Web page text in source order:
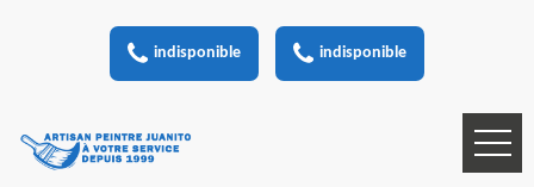
indisponible indisponible